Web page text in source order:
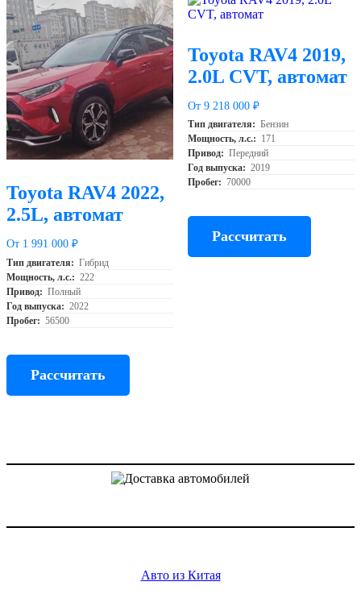
Toyota RAV4 2022,
2.5L, автомат
От 1 991 000 ₽
Тип двигателя: Гибрид
Мощность, л.с.: 222
Привод: Полный
Год выпуска: 2022
Пробег: 56500
Рассчитать
Toyota RAV4 2019,
2.0L CVT, автомат
От 9 218 000 ₽
Тип двигателя: Бензин
Мощность, л.с.: 171
Привод: Передний
Год выпуска: 2019
Пробег: 70000
Рассчитать
Авто из Китая